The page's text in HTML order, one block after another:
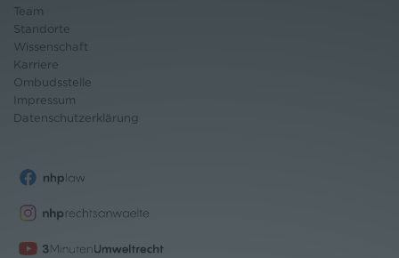
Team
Standorte
Wissenschaft
Karriere
Ombudsstelle
Impressum
Datenschutzerklärung